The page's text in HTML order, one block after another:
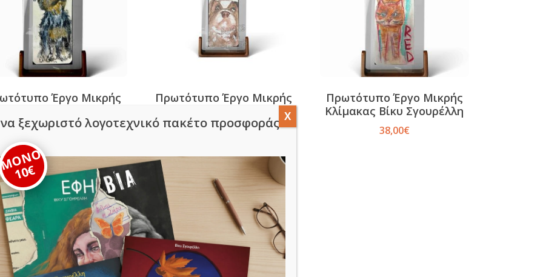
Έργο Μικρής
38,00€
Πρωτότυπο Έργο Μικρής
Κλίμακας Βίκυ Σγουρέλλη
38,00€
Πρωτότυπο Έργο Μικρής
Κλίμακας Βίκυ Σγουρέλλη
38,00€
ξεχωριστό λογοτεχνικό πακέτο προσφοράς
10€